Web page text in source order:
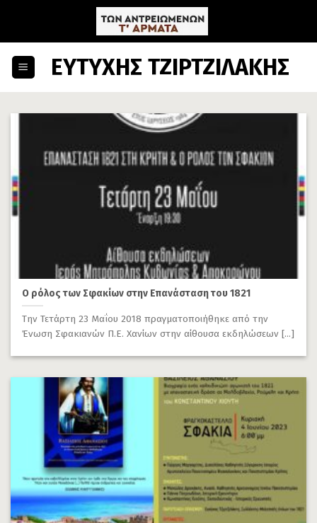
content
ΕΥΤΥΧΗΣ ΤΖΙΡΤΖΙΛΑΚΗΣ
Ο ρόλος των Σφακίων στην Επανάσταση του 1821
Την Τετάρτη 23 Μαΐου 2018 πραγματοποιήθηκε από την
Ένωση Σφακιανών Π.Ε. Χανίων στην αίθουσα εκδηλώσεων [...]